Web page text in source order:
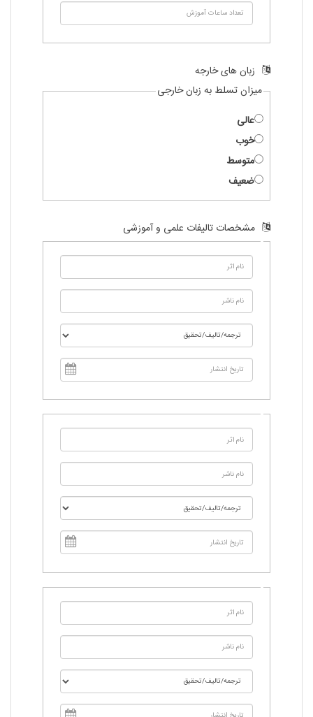
زبان های خارجه
میزان تسلط به زبان خارجی
عالی
خوب
متوسط
ضعیف
مشخصات تالیفات علمی و آموزشی